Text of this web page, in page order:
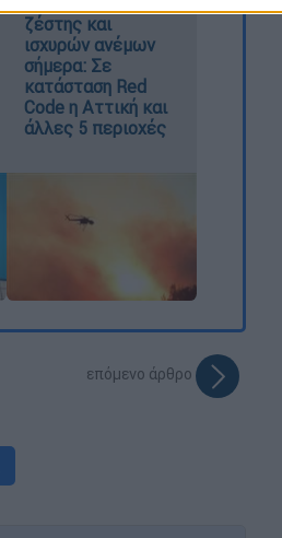
ζέστης και
ισχυρών ανέμων
σήμερα: Σε
κατάσταση Red
Code η Αττική και
άλλες 5 περιοχές
επόμενο άρθρο